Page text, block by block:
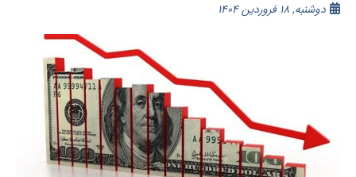
دوشنبه, 18 فروردین 1404